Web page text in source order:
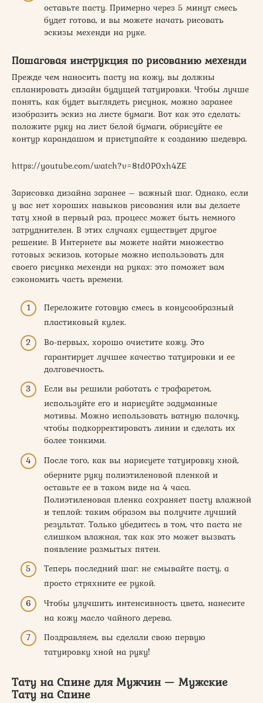
оставьте пасту. Примерно через 5 минут смесь
будет готова, и вы можете начать рисовать
эскизы мехенди на руке.
Пошаговая инструкция по рисованию мехенди
Прежде чем наносить пасту на кожу, вы должны
спланировать дизайн будущей татуировки. Чтобы лучше
понять, как будет выглядеть рисунок, можно заранее
изобразить эскиз на листе бумаги. Вот как это сделать:
положите руку на лист белой бумаги, обрисуйте ее
контур карандашом и приступайте к созданию шедевра.
https://youtube.com/watch?v=8td0P0xh4ZE
Зарисовка дизайна заранее – важный шаг. Однако, если
у вас нет хороших навыков рисования или вы делаете
тату хной в первый раз, процесс может быть немного
затруднителен. В этих случаях существует другое
решение. В Интернете вы можете найти множество
готовых эскизов, которые можно использовать для
своего рисунка мехенди на руках: это поможет вам
сэкономить часть времени.
Переложите готовую смесь в конусообразный
пластиковый кулек.
Во-первых, хорошо очистите кожу. Это
гарантирует лучшее качество татуировки и ее
долговечность.
Если вы решили работать с трафаретом,
используйте его и нарисуйте задуманные
мотивы. Можно использовать ватную палочку,
чтобы подкорректировать линии и сделать их
более тонкими.
После того, как вы нарисуете татуировку хной,
оберните руку полиэтиленовой пленкой и
оставьте ее в таком виде на 4 часа.
Полиэтиленовая пленка сохраняет пасту влажной
и теплой: таким образом вы получите лучший
результат. Только убедитесь в том, что паста не
слишком влажная, так как это может вызвать
появление размытых пятен.
Теперь последний шаг: не смывайте пасту, а
просто стряхните ее рукой.
Чтобы улучшить интенсивность цвета, нанесите
на кожу масло чайного дерева.
Поздравляем, вы сделали свою первую
татуировку хной на руку!
Тату на Спине для Мужчин — Мужские
Тату на Спине